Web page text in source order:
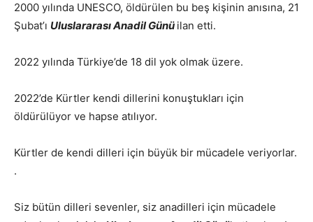
2000 yılında UNESCO, öldürülen bu beş kişinin anısına, 21
Şubat’ı Uluslararası Anadil Günü ilan etti.
2022 yılında Türkiye’de 18 dil yok olmak üzere.
2022’de Kürtler kendi dillerini konuştukları için
öldürülüyor ve hapse atılıyor.
Kürtler de kendi dilleri için büyük bir mücadele veriyorlar.
.
Siz bütün dilleri sevenler, siz anadilleri için mücadele